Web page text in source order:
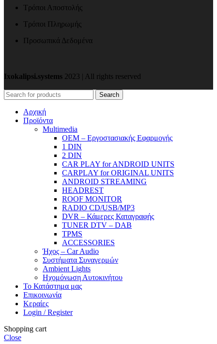
Τρόποι Αποστολής
Τρόποι Πληρωμής
Προσωπικά Δεδομένα
Ixokalipsi.systems 2023 | All rights reserved
Search
Αρχική
Προϊόντα
Μultimedia
OEM – Εργοστασιακής Εφαρμογής
1 DIN
2 DIN
CAR PLAY for ANDROID UNITS
CARPLAY for ORIGINAL UNITS
ANDROID STREAMING
HEADREST
ROOF MONITOR
RADIO CD/USB/MP3
DVR – Κάμερες Καταγραφής
TUNER DTV – DAB
TPMS
ACCESSORIES
Ήχος – Car Audio
Συστήματα Συναγερμών
Ambient Lights
Hχομόνωση Αυτοκινήτου
Το Κατάστημα μας
Επικοινωνία
Κεραίες
Login / Register
Shopping cart
Close